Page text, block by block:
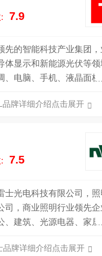
7.9
先的智能科技产业集团
体显示和新能源光伏等
、电脑、手机、液晶面
区。
品牌详细介绍点击展开
7.5
士光电科技有限公司，
司，商业照明行业领先
、建筑、光源电器、家
应商。
品牌详细介绍点击展开